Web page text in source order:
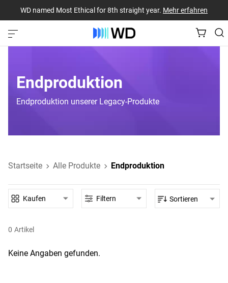
WD named Most Ethical for 8th straight year. Mehr erfahren
Endproduktion
Endproduktion unserer Legacy-Produkte
Startseite Alle Produkte Endproduktion
0 Artikel
Kaufen Filtern Sortieren
Keine Angaben gefunden.